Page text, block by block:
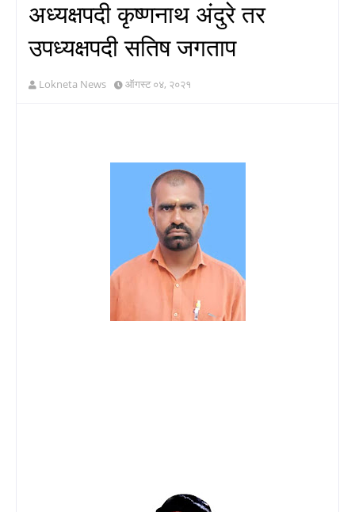
अध्यक्षपदी कृष्णनाथ अंदुरे तर
उपध्यक्षपदी सतिष जगताप
Lokneta News ऑगस्ट ०४, २०२१